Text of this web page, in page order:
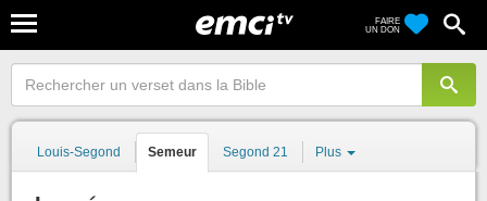
FAIRE
UN DON
Louis-Segond Semeur Segond 21 Plus